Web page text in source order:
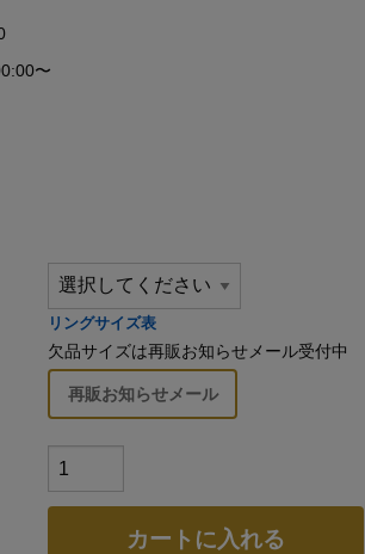
〜
リングサイズ表
欠品サイズは再販お知らせメール受付中
再販お知らせメール
カートに入れる